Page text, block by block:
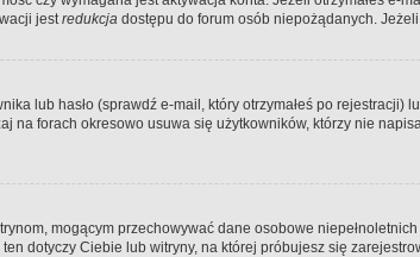
jestredukcja dostępu do forum osób niepożądanych.
lub hasło (sprawdź e-mail, który otrzymałeś po
na forach okresowo usuwa się użytkowników, którzy nie
mogącym przechowywać dane osobowe
dotyczy Ciebie lub witryny, na której próbujesz się